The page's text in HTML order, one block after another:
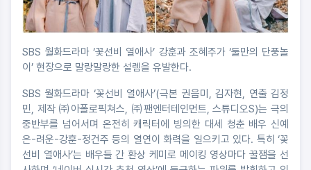
SBS 월화드라마 ‘꽃선비 열애사’ 강훈과 조혜주가 ‘둘만의 단풍놀
이’ 현장으로 말랑말랑한 설렘을 유발한다.
SBS 월화드라마 ‘꽃선비 열애사’(극본 권음미, 김자현, 연출 김정
민, 제작 ㈜아폴로픽쳐스, ㈜팬엔터테인먼트, 스튜디오S)는 극의
중반부를 넘어서며 온전히 캐릭터에 빙의한 대세 청춘 배우 신예
은-려운-강훈-정건주 등의 열연이 화력을 일으키고 있다. 특히 ‘꽃
선비 열애사’는 배우들 간 환상 케미로 메이킹 영상마다 꿀잼을 선